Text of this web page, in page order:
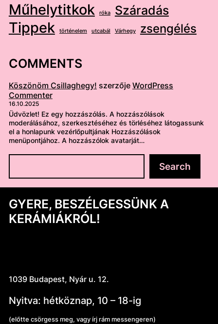
Műhelytitkok róka Száradás
Tippek történelem utcabál Várhegy zsengélés
COMMENTS
Köszönöm Csillaghegy! szerzője WordPress
Commenter
16.10.2025
Üdvözlet! Ez egy hozzászólás. A hozzászólások
moderálásához, szerkesztéséhez és törléséhez látogassunk
el a honlapunk vezérlőpultjának Hozzászólások
menüpontjához. A hozzászólok avatarját…
r
e
s
é
s
Search
GYERE, BESZÉLGESSÜNK A
KERÁMIÁKRÓL!
1039 Budapest, Nyár u. 12.
Nyitva: hétköznap, 10 – 18-ig
(előtte csörgess meg, vagy írj rám messengeren)